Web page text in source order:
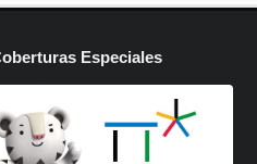
Especiales